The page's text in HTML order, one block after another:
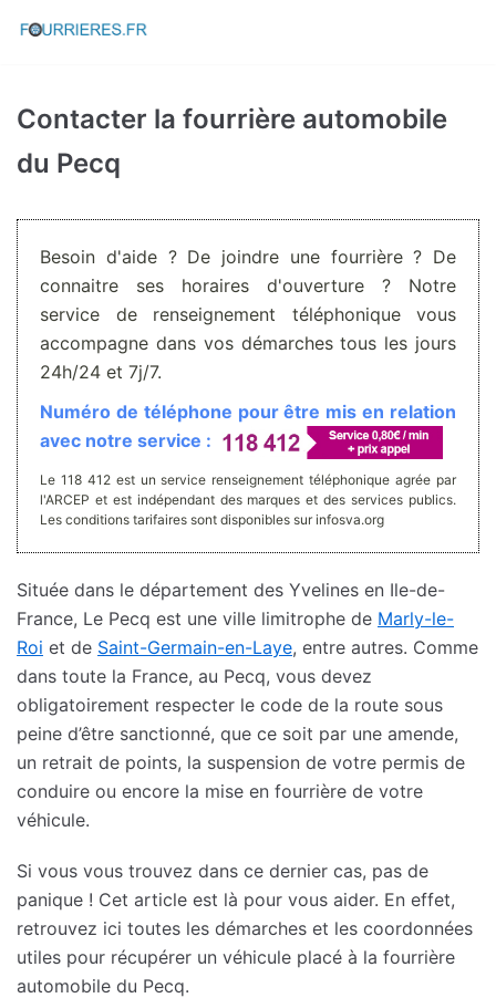
Aller
Contacter la fourrière automobile
du Pecq
Besoin d'aide ? De joindre une fourrière ? De
connaitre ses horaires d'ouverture ? Notre
service de renseignement téléphonique vous
accompagne dans vos démarches tous les jours
24h/24 et 7j/7.
Numéro de téléphone pour être mis en relation
avec notre service :
Le 118 412 est un service renseignement téléphonique agrée par
l'ARCEP et est indépendant des marques et des services publics.
Les conditions tarifaires sont disponibles sur infosva.org
Située dans le département des Yvelines en Ile-de-
France, Le Pecq est une ville limitrophe de Marly-le-
Roi et de Saint-Germain-en-Laye, entre autres. Comme
dans toute la France, au Pecq, vous devez
obligatoirement respecter le code de la route sous
peine d’être sanctionné, que ce soit par une amende,
un retrait de points, la suspension de votre permis de
conduire ou encore la mise en fourrière de votre
véhicule.
Si vous vous trouvez dans ce dernier cas, pas de
panique ! Cet article est là pour vous aider. En effet,
retrouvez ici toutes les démarches et les coordonnées
utiles pour récupérer un véhicule placé à la fourrière
automobile du Pecq.